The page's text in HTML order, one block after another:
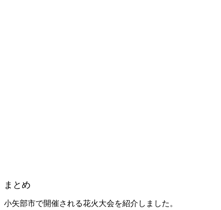
まとめ
小矢部市で開催される花火大会を紹介しました。